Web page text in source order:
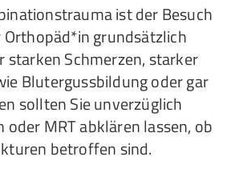
ist der Besuch
grundsätzlich
starken Schmerzen, starker
Blutergussbildung oder gar
sollten Sie unverzüglich
MRT abklären lassen, ob
betroffen sind.